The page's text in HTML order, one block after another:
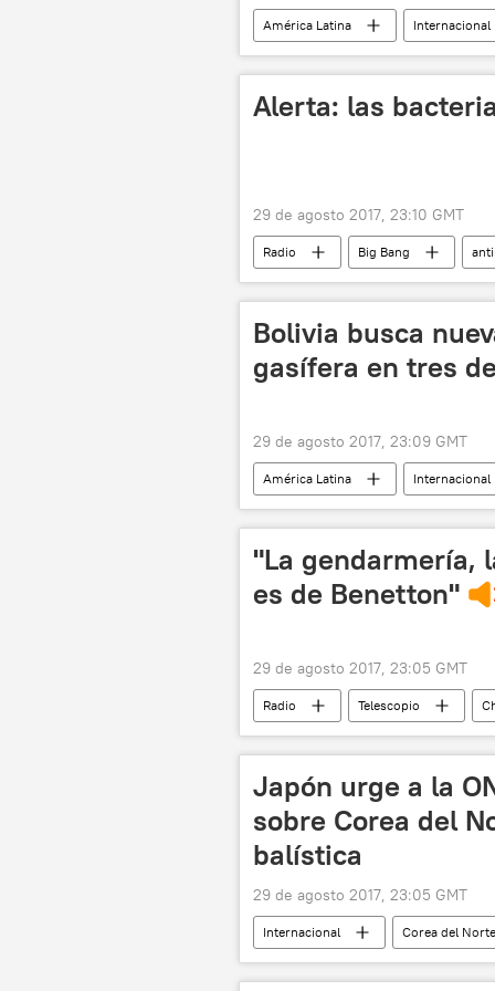
América Latina Internacional
🌏 Asia
noticias
Alerta: las
29 de agosto 2017, 23:10 GMT
Radio Big Bang
Bolivia busca
gasífera en tres
29 de agosto 2017, 23:09 GMT
América Latina Internacional
"La gendarmería,
es de Benetton"
29 de agosto 2017, 23:05 GMT
Radio Telescopio
Benetton
desaparición
Japón urge a la
sobre Corea del
balística
29 de agosto 2017, 23:05 GMT
Internacional Corea del Norte